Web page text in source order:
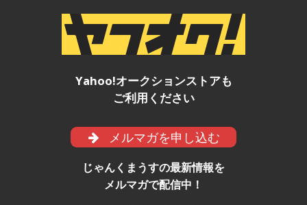
Yahoo!オークションストアも
ご利用ください
メルマガを申し込む
じゃんくまうすの最新情報を
メルマガで配信中！